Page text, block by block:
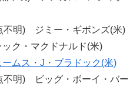
明) ジミー・ギボンズ(米)
ク・マクドナルド(米)
ームス・J・ブラドック(米)
明) ビッグ・ボーイ・バー